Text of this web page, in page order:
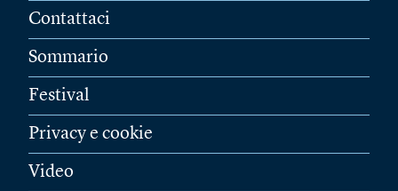
Contattaci
Sommario
Festival
Privacy e cookie
Video